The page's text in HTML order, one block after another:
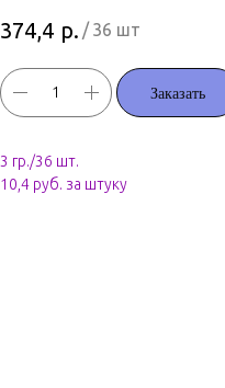
374,4 р. / 36 шт
Заказать
3 гр./36 шт.
10,4 руб. за штуку